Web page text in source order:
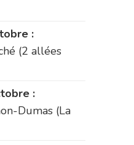
:
(2 allées
:
Dumas (La